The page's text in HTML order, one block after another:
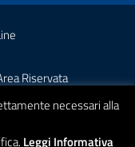
Riservata
necessari alla
Leggi Informativa